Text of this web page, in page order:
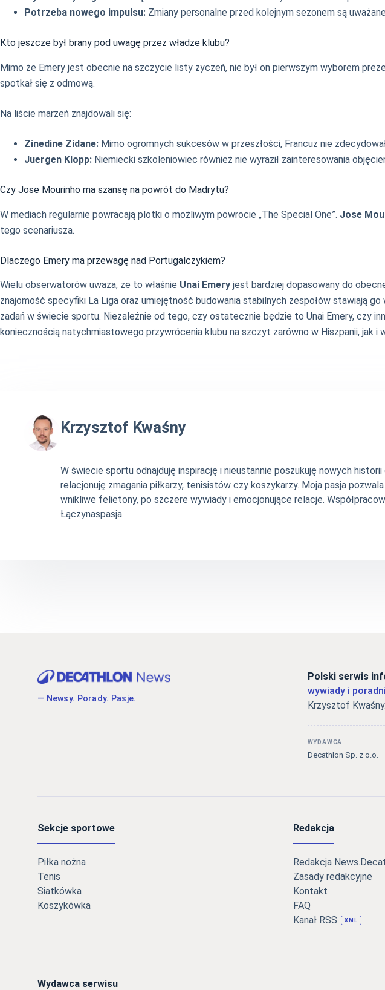
Potrzeba nowego impulsu: Zmiany personalne przed kolejnym sezonem są
Kto jeszcze był brany pod uwagę przez władze klubu?
Mimo że Emery jest obecnie na szczycie listy życzeń, nie był on pierwszym wyborem
spotkał się z odmową.
Na liście marzeń znajdowali się:
Zinedine Zidane: Mimo ogromnych sukcesów w przeszłości, Francuz nie
Juergen Klopp: Niemiecki szkoleniowiec również nie wyraził zainteresowania
Czy Jose Mourinho ma szansę na powrót do Madrytu?
W mediach regularnie powracają plotki o możliwym powrocie „The Special One”. Jose
tego scenariusza.
Dlaczego Emery ma przewagę nad Portugalczykiem?
Wielu obserwatorów uważa, że to właśnie Unai Emery jest bardziej dopasowany do
znajomość specyfiki La Liga oraz umiejętność budowania stabilnych zespołów stawiają
zadań w świecie sportu. Niezależnie od tego, czy ostatecznie będzie to Unai Emery, czy
koniecznością natychmiastowego przywrócenia klubu na szczyt zarówno w Hiszpanii, jak i
Krzysztof Kwaśny
W świecie sportu odnajduję inspirację i nieustannie poszukuję nowych
relacjonuję zmagania piłkarzy, tenisistów czy koszykarzy. Moja pasja
wnikliwe felietony, po szczere wywiady i emocjonujące relacje.
Łączynaspasja.
— Newsy. Porady. Pasje.
Polski serwis
wywiady i
Krzysztof
WYDAWCA
Decathlon Sp. z o.o.
Sekcje sportowe
Piłka nożna
Tenis
Siatkówka
Koszykówka
Redakcja
Redakcja
Zasady redakcyjne
Kontakt
FAQ
Kanał RSS
XML
Wydawca serwisu